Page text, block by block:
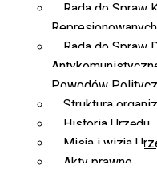
Rada do Spraw
Represjonowanych
Rada do Spraw
Powodów
Struktura
Historia Urzędu
Misja i wizja
Akty prawne